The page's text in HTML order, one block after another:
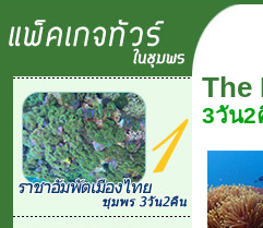
The
3วัน2